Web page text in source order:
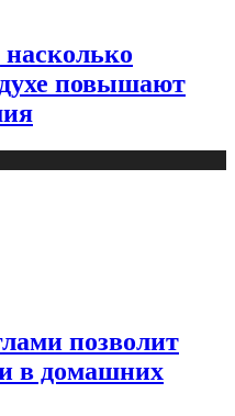
повышают
позволит
в домашних